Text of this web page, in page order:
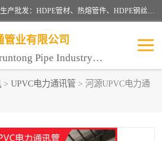
深圳市鑫润通管业有限公司专业生产批发：HDPE管材、热熔管件、HDPE钢丝骨架管、电熔管件、HDPE双壁波纹管、MPP电力管、井盖、PVC管材管件、PPR管材管件等；公司自创建以来，始终秉承“团结、务实、创新、守信”的服务宗旨，凭借专业的服务以及多年的勤奋拼搏，发展成为一家专业销售各种管材管件，绝缘电工套管及配件等系列产品的贸易公司。
业有限公司
Shenzhen Xinruntong Pipe Industry Co., Ltd
> UPVC电力通讯管 > 河源UPVC电力通
HDPE电力通讯管